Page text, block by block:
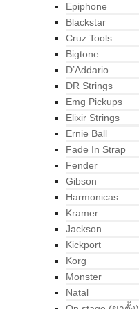
Epiphone
Blackstar
Cruz Tools
Bigtone
D’Addario
DR Strings
Emg Pickups
Elixir Strings
Ernie Ball
Fade In Strap
Fender
Gibson
Harmonicas
Kramer
Jackson
Kickport
Korg
Monster
Natal